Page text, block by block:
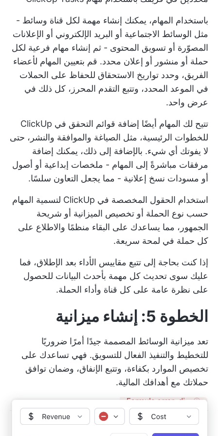
باستخدام المهام، يمكنك إنشاء مهمة لكل قناة وسائط -
مثل الوسائط الاجتماعية أو البريد الإلكتروني أو الإعلانات
المصوّرة أو تسويق المحتوى - ثم إنشاء مهام فرعية لكل
حملة أو منشور أو إعلان محدد. قم بتعيين المهام لأعضاء
الفريق، وحدد تواريخ الاستحقاق للحفاظ على الحملات
في الموعد المحدد، وتتبع التقدم المحرز، كل ذلك في
عرض واحد.
تتيح لك المهام أيضًا إضافة قوائم التحقق في ClickUp
للخطوات الرئيسية، مثل الصياغة والموافقة والنشر، حتى
لا يفوتك أي شيء. بالإضافة إلى ذلك، يمكنك إضافة
مرفقات مباشرةً إلى المهام - ملخصات إبداعية أو أصول
أو مسودات نسخ إعلانية - مما يجعل التعاون سلسًا.
استخدام الحقول المخصصة في ClickUp
لتسمية المهام
حسب نوع الحملة أو تخصيص الميزانية أو شريحة
الجمهور، مما يساعدك على البقاء منظمًا والاطلاع على
كل حملة في لمحة سريعة.
إذا كنت بحاجة إلى تتبع مقاييس الأداء بعد الإطلاق، فما
عليك سوى تحديث كل مهمة بأحدث البيانات للحصول
على نظرة عامة على كل قناة وأداء الحملة.
الخطوة 5: إنشاء ميزانية
تعد ميزانية الوسائط المصممة جيدًا أمرًا ضروريًا
للتخطيط والتنفيذ الفعال للتسويق. فهي تساعدك على
تخصيص الموارد بكفاءة، وتتبع الإنفاق، وضمان توافق
حملاتك مع أهدافك المالية.